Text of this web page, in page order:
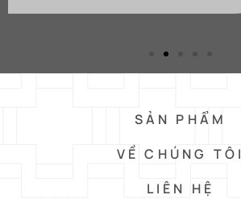
SẢN PHẨM
VỀ CHÚNG TÔI
LIÊN HỆ